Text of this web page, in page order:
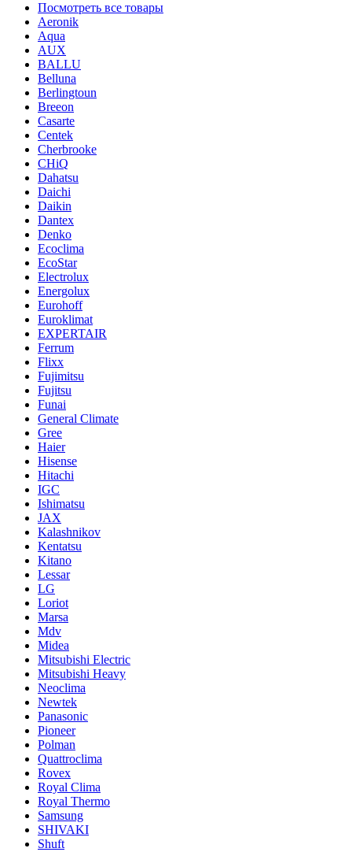
Посмотреть все товары
Aeronik
Aqua
AUX
BALLU
Belluna
Berlingtoun
Breeon
Casarte
Centek
Cherbrooke
CHiQ
Dahatsu
Daichi
Daikin
Dantex
Denko
Ecoclima
EcoStar
Electrolux
Energolux
Eurohoff
Euroklimat
EXPERTAIR
Ferrum
Flixx
Fujimitsu
Fujitsu
Funai
General Climate
Gree
Haier
Hisense
Hitachi
IGC
Ishimatsu
JAX
Kalashnikov
Kentatsu
Kitano
Lessar
LG
Loriot
Marsa
Mdv
Midea
Mitsubishi Electric
Mitsubishi Heavy
Neoclima
Newtek
Panasonic
Pioneer
Polman
Quattroclima
Rovex
Royal Clima
Royal Thermo
Samsung
SHIVAKI
Shuft